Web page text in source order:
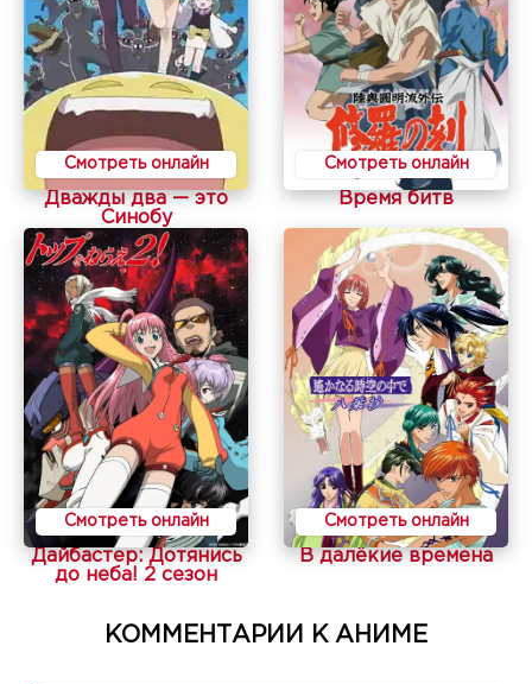
Смотреть онлайн
Дважды два — это
Синобу
Смотреть онлайн
Время битв
Смотреть онлайн
Дайбастер: Дотянись
до неба! 2 сезон
Смотреть онлайн
В далёкие времена
КОММЕНТАРИИ К АНИМЕ